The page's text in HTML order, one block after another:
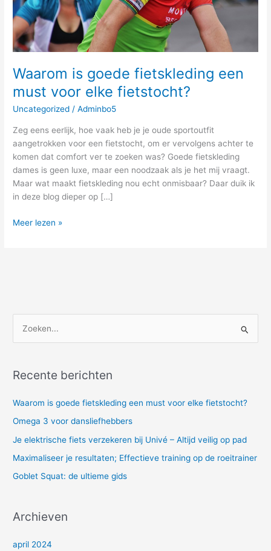
Waarom is goede fietskleding een
must voor elke fietstocht?
Uncategorized /Adminbo5
Zeg eens eerlijk, hoe vaak heb je je oude sportoutfit
aangetrokken voor een fietstocht, om er vervolgens achter te
komen dat comfort ver te zoeken was? Goede fietskleding
dames is geen luxe, maar een noodzaak als je het mij vraagt.
Maar wat maakt fietskleding nou echt onmisbaar? Daar duik ik
in deze blog dieper op […]
Meer lezen »
k
a
a
r
Recente berichten
Waarom is goede fietskleding een must voor elke fietstocht?
Omega 3 voor dansliefhebbers
Je elektrische fiets verzekeren bij Univé – Altijd veilig op pad
Maximaliseer je resultaten; Effectieve training op de roeitrainer
Goblet Squat: de ultieme gids
Archieven
april 2024